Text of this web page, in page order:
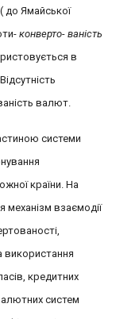
до Ямайської
конверто- ваність
в
валют.
системи
країни. На
взаємодії
використання
кредитних
систем